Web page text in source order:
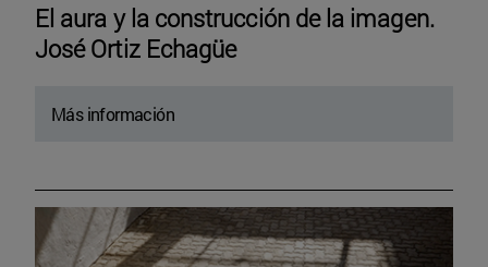
El aura y la construcción de la imagen.
José Ortiz Echagüe
Más información